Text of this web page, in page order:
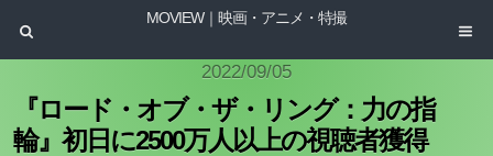
MOVIEW｜映画・アニメ・特撮
2022/09/05
『ロード・オブ・ザ・リング：力の指
輪』初日に2500万人以上の視聴者獲得